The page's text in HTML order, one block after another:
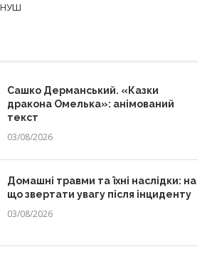
НУШ
Сашко Дерманський. «Казки
дракона Омелька»: анімований
текст
03/08/2026
Домашні травми та їхні наслідки: на
що звертати увагу після інциденту
03/08/2026